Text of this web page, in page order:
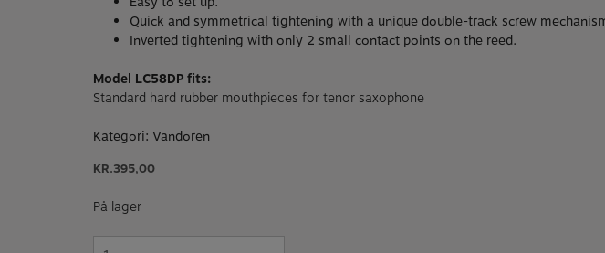
Quick and symmetrical tightening with a unique double-track screw
Inverted tightening with only 2 small contact points on the reed.
Model LC58DP fits:
Standard hard rubber mouthpieces for tenor saxophone
Kategori: Vandoren
KR.395,00
På lager